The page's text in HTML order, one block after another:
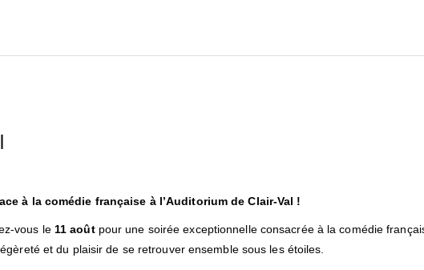
à la comédie française à l’Auditorium de Clair-Val !
vous le 11 aoûtpour une soirée exceptionnelle consacrée à la comédie
et du plaisir de se retrouver ensemble sous les étoiles.